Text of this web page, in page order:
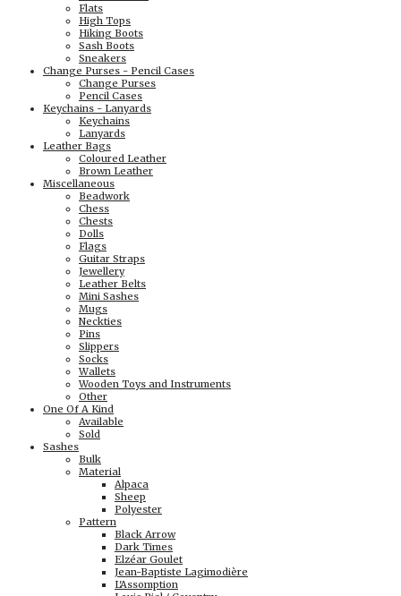
Flats
High Tops
Hiking Boots
Sash Boots
Sneakers
Change Purses - Pencil Cases
Change Purses
Pencil Cases
Keychains - Lanyards
Keychains
Lanyards
Leather Bags
Coloured Leather
Brown Leather
Miscellaneous
Beadwork
Chess
Chests
Dolls
Flags
Guitar Straps
Jewellery
Leather Belts
Mini Sashes
Mugs
Neckties
Pins
Slippers
Socks
Wallets
Wooden Toys and Instruments
Other
One Of A Kind
Available
Sold
Sashes
Bulk
Material
Alpaca
Sheep
Polyester
Pattern
Black Arrow
Dark Times
Elzéar Goulet
Jean-Baptiste Lagimodière
L'Assomption